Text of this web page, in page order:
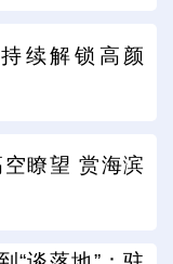
续解锁高颜
瞭望 赏海滨